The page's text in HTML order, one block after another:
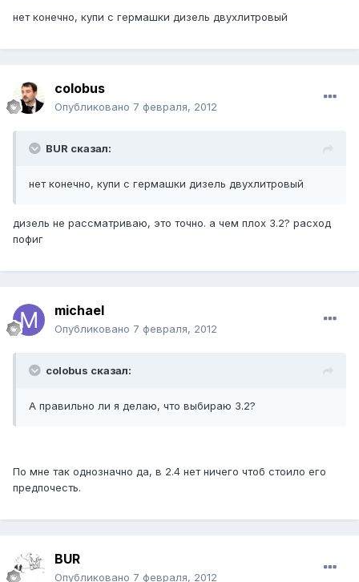
нет конечно, купи с гермашки дизель двухлитровый
colobus
Опубликовано 7 февраля, 2012
BUR сказал:
нет конечно, купи с гермашки дизель двухлитровый
дизель не рассматриваю, это точно. а чем плох 3.2? расход
пофиг
michael
Опубликовано 7 февраля, 2012
colobus сказал:
А правильно ли я делаю, что выбираю 3.2?
По мне так однозначно да, в 2.4 нет ничего чтоб стоило его
предпочесть.
BUR
Опубликовано 7 февраля, 2012